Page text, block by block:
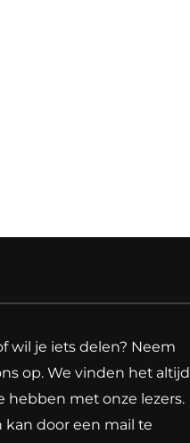
wil je iets delen? Neem
op. We vinden het altijd
hebben met onze lezers.
door een mail te